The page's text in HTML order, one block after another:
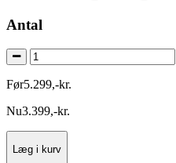
Antal
Før5.299,-kr.
Nu3.399,-kr.
Læg i kurv